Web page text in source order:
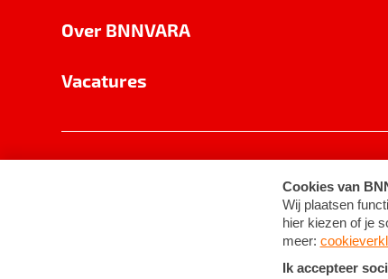
Over BNNVARA
Vacatures
Cookie-instellingen